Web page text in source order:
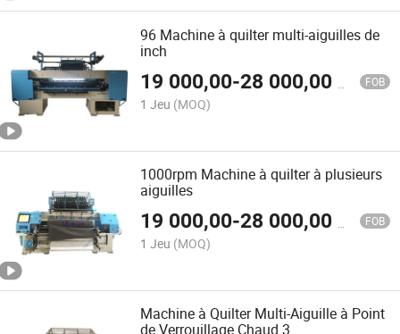
96 Machine à quilter multi-aiguilles de
inch
19 000,00-28 000,00 FOB
1 Jeu (MOQ)
1000rpm Machine à quilter à plusieurs
aiguilles
19 000,00-28 000,00 FOB
1 Jeu (MOQ)
Machine à Quilter Multi-Aiguille à Point
de Verrouillage Chaud 3